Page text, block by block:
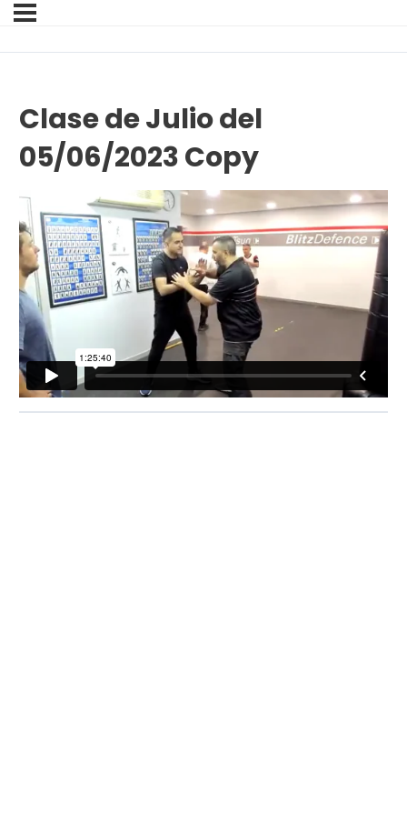
Clase de Julio del
05/06/2023 Copy